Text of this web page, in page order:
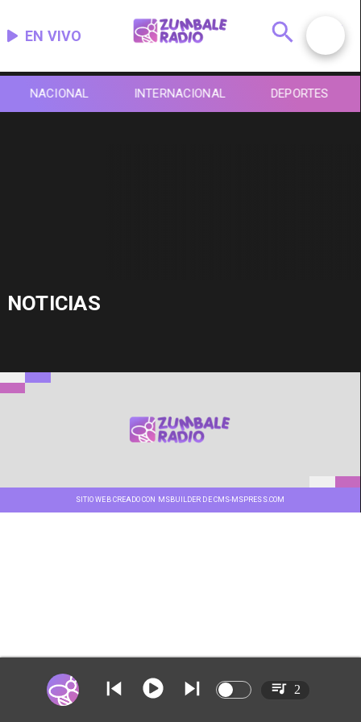
EN VIVO
NACIONAL INTERNACIONAL DEPORTES
NOTICIAS
SITIO WEB CREADO CON MSBUILDER DE CMS-MSPRESS.COM
2